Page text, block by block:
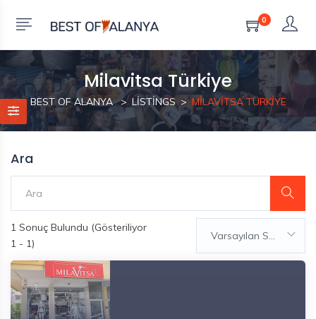
0
Milavitsa Türkiye
BEST OF ALANYA LISTINGS MILAVITSA TÜRKIYE
Ara
1 Sonuç Bulundu (Gösteriliyor
1 - 1)
Varsayılan Sıralama